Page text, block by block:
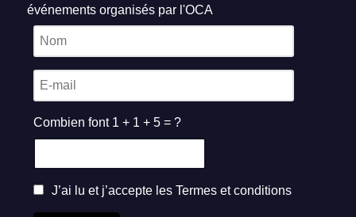
événements organisés par l'OCA
Combien font 1 + 1 + 5 = ?
J’ai lu et j’accepte les Termes et conditions